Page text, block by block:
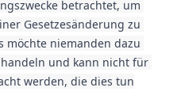
betrachtet, um
Gesetzesänderung zu
möchte niemanden dazu
und kann nicht für
werden, die dies tun